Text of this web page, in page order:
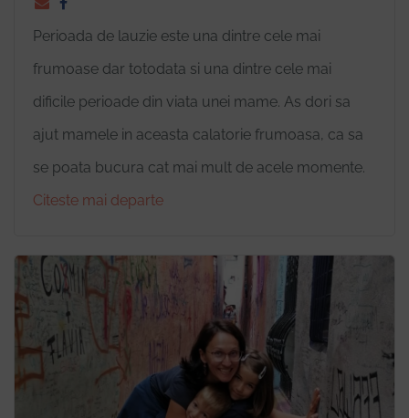
Perioada de lauzie este una dintre cele mai
frumoase dar totodata si una dintre cele mai
dificile perioade din viata unei mame. As dori sa
ajut mamele in aceasta calatorie frumoasa, ca sa
se poata bucura cat mai mult de acele momente.
Citeste mai departe